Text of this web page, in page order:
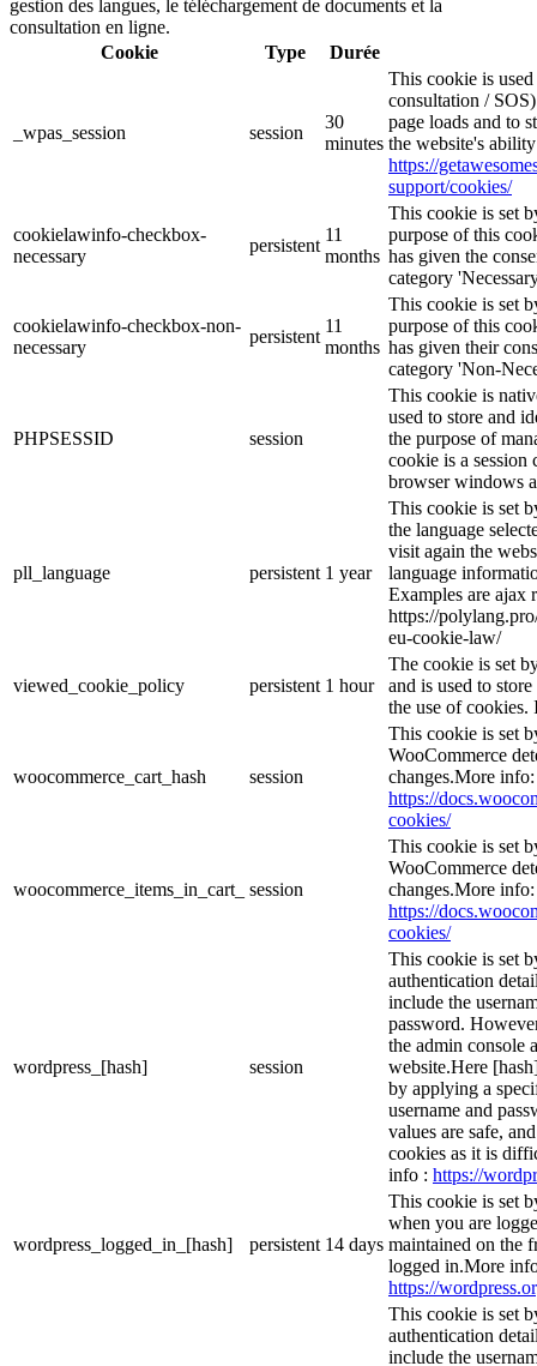
gestion des langues, le téléchargement de documents et la
consultation en ligne.
Cookie
Type Durée
_wpas_session session
30
minutes
This cookie is
consultation /
page loads and to
the website's
https://
support/cookies/
cookielawinfo-checkbox-
necessary
persistent
11
months
This cookie is set
purpose of this
has given the
category
cookielawinfo-checkbox-non-
necessary
persistent
11
months
This cookie is set
purpose of this
has given their
category 'Non-
PHPSESSID session
This cookie is
used to store and
the purpose of
cookie is a session
browser windows
pll_language persistent 1 year
This cookie is set
the language
visit again the
language
Examples are ajax
https://
eu-cookie-law/
viewed_cookie_policy persistent 1 hour
The cookie is set
and is used to
the use of cookies.
woocommerce_cart_hash session
This cookie is set
WooCommerce
changes.More info:
https://
cookies/
woocommerce_items_in_cart_ session
This cookie is set
WooCommerce
changes.More info:
https://
cookies/
wordpress_[hash] session
This cookie is set
authentication
include the
password.
the admin console
website.Here
by applying a
username and
values are safe,
cookies as it is
info : https://
wordpress_logged_in_[hash] persistent 14 days
This cookie is set
when you are
maintained on the
logged in.More
https://
This cookie is set
authentication
include the